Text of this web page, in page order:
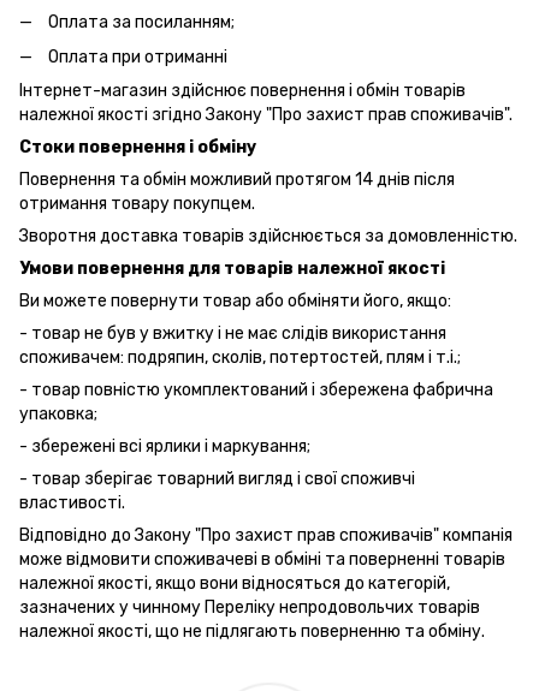
Оплата за посиланням;
Оплата при отриманні
Інтернет-магазин здійснює повернення і обмін товарів
належної якості згідно Закону "Про захист прав споживачів".
Стоки повернення і обміну
Повернення та обмін можливий протягом 14 днів після
отримання товару покупцем.
Зворотня доставка товарів здійснюється за домовленністю.
Умови повернення для товарів належної якості
Ви можете повернути товар або обміняти його, якщо:
- товар не був у вжитку і не має слідів використання
споживачем: подряпин, сколів, потертостей, плям і т.і.;
- товар повністю укомплектований і збережена фабрична
упаковка;
- збережені всі ярлики і маркування;
- товар зберігає товарний вигляд і свої споживчі
властивості.
Відповідно до Закону "Про захист прав споживачів" компанія
може відмовити споживачеві в обміні та поверненні товарів
належної якості, якщо вони відносяться до категорій,
зазначених у чинному Переліку непродовольчих товарів
належної якості, що не підлягають поверненню та обміну.